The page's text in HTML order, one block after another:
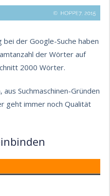
der Google-Suche haben
der Wörter auf
2000 Wörter.
Suchmaschinen-Gründen
geht immer noch Qualität